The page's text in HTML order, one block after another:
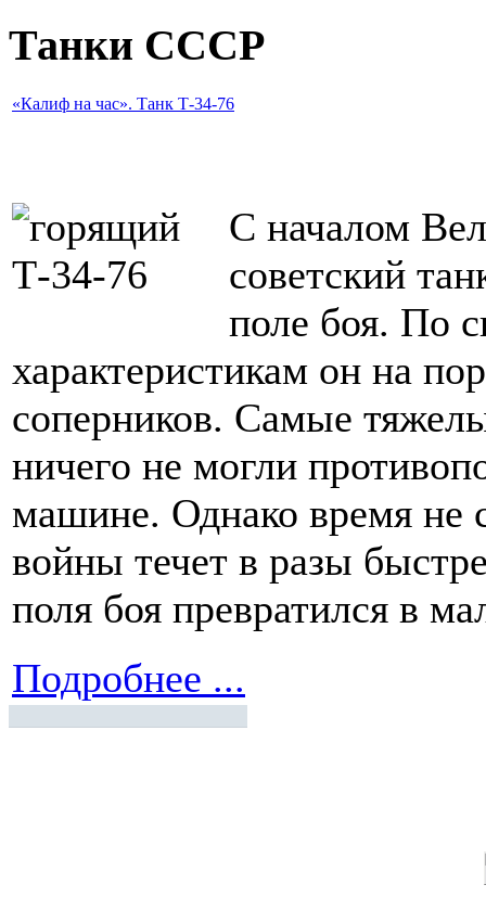
Танки СССР
«Калиф на час». Танк Т-34-76
С началом
советский
поле боя. По
характеристикам он на
соперников. Самые
ничего не могли
машине. Однако время не
войны течет в разы
поля боя превратился в
Подробнее ...